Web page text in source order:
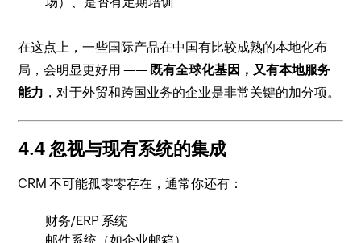
在这点上，一些国际产品在中国有比较成熟的本地化布
局，会明显更好用 —— 既有全球化基因，又有本地服务
能力 ，对于外贸和跨国业务的企业是非常关键的加分项。
4.4 忽视与现有系统的集成
CRM 不可能孤零零存在，通常你还有：
财务/ERP 系统